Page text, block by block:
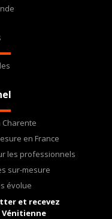
Charente
en France
les professionnels
sur-mesure
évolue
et recevez